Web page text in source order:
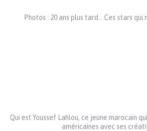
Photos : 20 ans plus tard… Ces stars qui
Qui est Youssef Lahlou, ce jeune marocain
américaines avec ses